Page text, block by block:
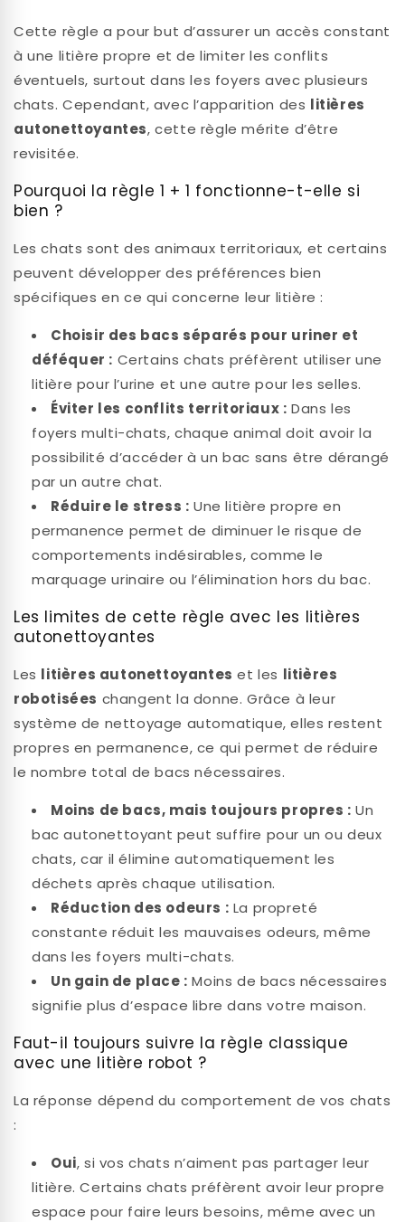
Cette règle a pour but d’assurer un accès constant
à une litière propre et de limiter les conflits
éventuels, surtout dans les foyers avec plusieurs
chats. Cependant, avec l’apparition des litières
autonettoyantes, cette règle mérite d’être
revisitée.
Pourquoi la règle 1 + 1 fonctionne-t-elle si
bien ?
Les chats sont des animaux territoriaux, et certains
peuvent développer des préférences bien
spécifiques en ce qui concerne leur litière :
Choisir des bacs séparés pour uriner et
déféquer : Certains chats préfèrent utiliser une
litière pour l’urine et une autre pour les selles.
Éviter les conflits territoriaux : Dans les
foyers multi-chats, chaque animal doit avoir la
possibilité d’accéder à un bac sans être dérangé
par un autre chat.
Réduire le stress : Une litière propre en
permanence permet de diminuer le risque de
comportements indésirables, comme le
marquage urinaire ou l’élimination hors du bac.
Les limites de cette règle avec les litières
autonettoyantes
Les litières autonettoyantes et les litières
robotisées changent la donne. Grâce à leur
système de nettoyage automatique, elles restent
propres en permanence, ce qui permet de réduire
le nombre total de bacs nécessaires.
Moins de bacs, mais toujours propres : Un
bac autonettoyant peut suffire pour un ou deux
chats, car il élimine automatiquement les
déchets après chaque utilisation.
Réduction des odeurs : La propreté
constante réduit les mauvaises odeurs, même
dans les foyers multi-chats.
Un gain de place : Moins de bacs nécessaires
signifie plus d’espace libre dans votre maison.
Faut-il toujours suivre la règle classique
avec une litière robot ?
La réponse dépend du comportement de vos chats
:
Oui, si vos chats n’aiment pas partager leur
litière. Certains chats préfèrent avoir leur propre
espace pour faire leurs besoins, même avec un